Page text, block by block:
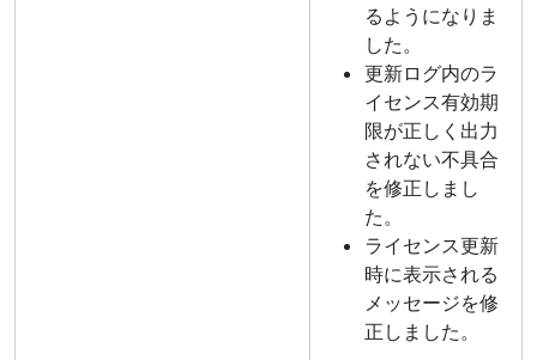
るようになりま
した。
更新ログ内のラ
イセンス有効期
限が正しく出力
されない不具合
を修正しまし
た。
ライセンス更新
時に表示される
メッセージを修
正しました。